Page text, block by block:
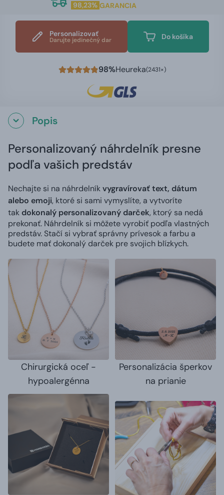
98,23% GARANCIA
Personalizovať
Darujte jedinečný dar Do košíka
98%Heureka(2431×)
Popis
Personalizovaný náhrdelník presne
podľa vašich predstáv
Nechajte si na náhrdelníkvygravírovať text, dátum
alebo emoji, ktoré si sami vymyslíte, a vytvoríte
tak dokonalý personalizovaný darček, ktorý sa nedá
prekonať. Náhrdelník si môžete vyrobiť podľa vlastných
predstáv. Stačí si vybrať správny prívesok a farbu a
budete mať dokonalý darček pre svojich blízkych.
Chirurgická oceľ -
hypoalergénna
Personalizácia šperkov
na prianie